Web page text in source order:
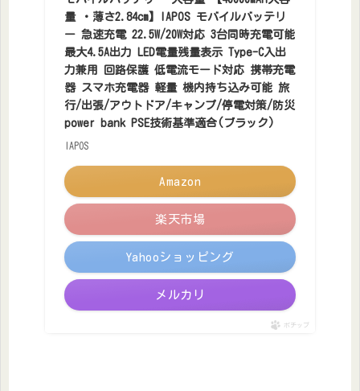
量 ・薄さ2.84cm】IAPOS モバイルバッテリ
ー 急速充電 22.5W/20W対応 3台同時充電可能
最大4.5A出力 LED電量残量表示 Type-C入出
力兼用 回路保護 低電流モード対応 携帯充電
器 スマホ充電器 軽量 機内持ち込み可能 旅
行/出張/アウトドア/キャンプ/停電対策/防災
power bank PSE技術基準適合(ブラック)
IAPOS
Amazon
楽天市場
Yahooショッピング
メルカリ
ポチップ